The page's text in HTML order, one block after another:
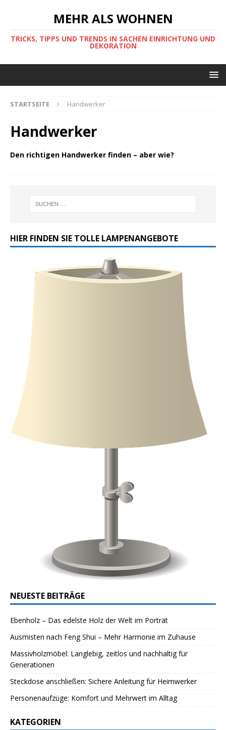
MEHR ALS WOHNEN
TRICKS, TIPPS UND TRENDS IN SACHEN EINRICHTUNG UND
DEKORATION
STARTSEITE Handwerker
Handwerker
Den richtigen Handwerker finden – aber wie?
HIER FINDEN SIE TOLLE LAMPENANGEBOTE
NEUESTE BEITRÄGE
Ebenholz – Das edelste Holz der Welt im Porträt
Ausmisten nach Feng Shui – Mehr Harmonie im Zuhause
Massivholzmöbel: Langlebig, zeitlos und nachhaltig für
Generationen
Steckdose anschließen: Sichere Anleitung für Heimwerker
Personenaufzüge: Komfort und Mehrwert im Alltag
KATEGORIEN